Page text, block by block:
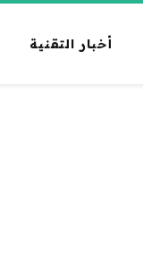
أخبار التقنية